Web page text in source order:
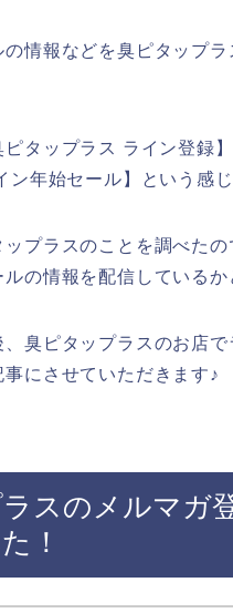
情報などを臭ピタップ
タップラス ライン登録
ン年始セール】という感
プラスのことを調べた
の情報を配信しているか
臭ピタップラスのお店
にさせていただきます♪
スのメルマガ
！